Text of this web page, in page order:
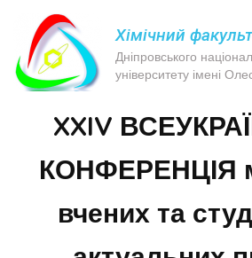
Хімічний
Дніпровського
університету імені
XXIV
КОНФЕРЕНЦІЯ
вчених та